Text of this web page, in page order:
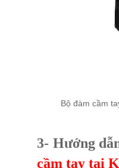
Bộ đàm cầm tay
3- Hướng
cầm tay tại